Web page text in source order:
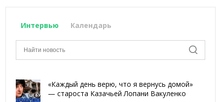
Интервью Календарь
«Каждый день верю, что я вернусь домой»
— староста Казачьей Лопани Вакуленко